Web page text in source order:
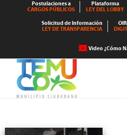
Postulaciones a
CARGOS PÚBLICOS
Plataforma
LEY DEL LOBBY
Solicitud de Información
LEY DE TRANSPARENCIA
Video ¿Cómo